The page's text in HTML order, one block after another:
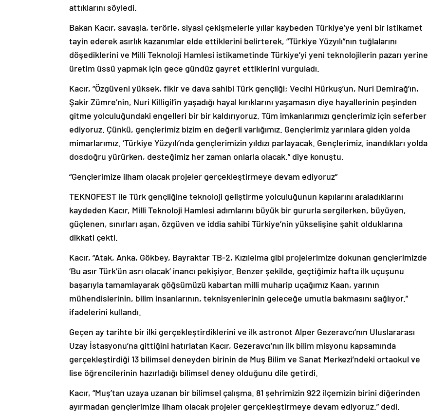
attıklarını söyledi.
Bakan Kacır, savaşla, terörle, siyasi çekişmelerle yıllar kaybeden Türkiye’ye yeni bir istikamet
tayin ederek asırlık kazanımlar elde ettiklerini belirterek, “Türkiye Yüzyılı”nın tuğlalarını
döşediklerini ve Milli Teknoloji Hamlesi istikametinde Türkiye’yi yeni teknolojilerin pazarı yerine
üretim üssü yapmak için gece gündüz gayret ettiklerini vurguladı.
Kacır, “Özgüveni yüksek, fikir ve dava sahibi Türk gençliği; Vecihi Hürkuş’un, Nuri Demirağ’ın,
Şakir Zümre’nin, Nuri Killigil’in yaşadığı hayal kırıklarını yaşamasın diye hayallerinin peşinden
gitme yolculuğundaki engelleri bir bir kaldırıyoruz. Tüm imkanlarımızı gençlerimiz için seferber
ediyoruz. Çünkü, gençlerimiz bizim en değerli varlığımız. Gençlerimiz yarınlara giden yolda
mimarlarımız. ‘Türkiye Yüzyılı’nda gençlerimizin yıldızı parlayacak. Gençlerimiz, inandıkları yolda
dosdoğru yürürken, desteğimiz her zaman onlarla olacak.” diye konuştu.
“Gençlerimize ilham olacak projeler gerçekleştirmeye devam ediyoruz”
TEKNOFEST ile Türk gençliğine teknoloji geliştirme yolculuğunun kapılarını araladıklarını
kaydeden Kacır, Milli Teknoloji Hamlesi adımlarını büyük bir gururla sergilerken, büyüyen,
güçlenen, sınırları aşan, özgüven ve iddia sahibi Türkiye’nin yükselişine şahit olduklarına
dikkati çekti.
Kacır, “Atak, Anka, Gökbey, Bayraktar TB-2, Kızılelma gibi projelerimize dokunan gençlerimizde
‘Bu asır Türk’ün asrı olacak’ inancı pekişiyor. Benzer şekilde, geçtiğimiz hafta ilk uçuşunu
başarıyla tamamlayarak göğsümüzü kabartan milli muharip uçağımız Kaan, yarının
mühendislerinin, bilim insanlarının, teknisyenlerinin geleceğe umutla bakmasını sağlıyor.”
ifadelerini kullandı.
Geçen ay tarihte bir ilki gerçekleştirdiklerini ve ilk astronot Alper Gezeravcı’nın Uluslararası
Uzay İstasyonu’na gittiğini hatırlatan Kacır, Gezeravcı’nın ilk bilim misyonu kapsamında
gerçekleştirdiği 13 bilimsel deneyden birinin de Muş Bilim ve Sanat Merkezi’ndeki ortaokul ve
lise öğrencilerinin hazırladığı bilimsel deney olduğunu dile getirdi.
Kacır, “Muş’tan uzaya uzanan bir bilimsel çalışma. 81 şehrimizin 922 ilçemizin birini diğerinden
ayırmadan gençlerimize ilham olacak projeler gerçekleştirmeye devam ediyoruz.” dedi.